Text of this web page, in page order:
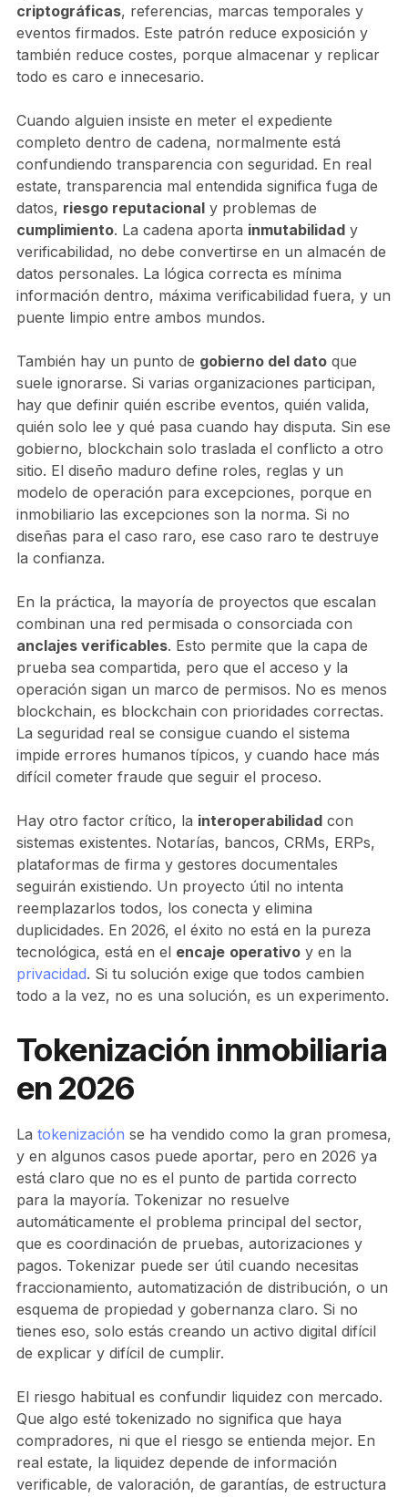
criptográficas, referencias, marcas temporales y
eventos firmados. Este patrón reduce exposición y
también reduce costes, porque almacenar y replicar
todo es caro e innecesario.
Cuando alguien insiste en meter el expediente
completo dentro de cadena, normalmente está
confundiendo transparencia con seguridad. En real
estate, transparencia mal entendida significa fuga de
datos, riesgo reputacionaly problemas de
cumplimiento. La cadena aporta inmutabilidady
verificabilidad, no debe convertirse en un almacén de
datos personales. La lógica correcta es mínima
información dentro, máxima verificabilidad fuera, y un
puente limpio entre ambos mundos.
También hay un punto de gobierno del datoque
suele ignorarse. Si varias organizaciones participan,
hay que definir quién escribe eventos, quién valida,
quién solo lee y qué pasa cuando hay disputa. Sin ese
gobierno, blockchain solo traslada el conflicto a otro
sitio. El diseño maduro define roles, reglas y un
modelo de operación para excepciones, porque en
inmobiliario las excepciones son la norma. Si no
diseñas para el caso raro, ese caso raro te destruye
la confianza.
En la práctica, la mayoría de proyectos que escalan
combinan una red permisada o consorciada con
anclajes verificables. Esto permite que la capa de
prueba sea compartida, pero que el acceso y la
operación sigan un marco de permisos. No es menos
blockchain, es blockchain con prioridades correctas.
La seguridad real se consigue cuando el sistema
impide errores humanos típicos, y cuando hace más
difícil cometer fraude que seguir el proceso.
Hay otro factor crítico, la interoperabilidadcon
sistemas existentes. Notarías, bancos, CRMs, ERPs,
plataformas de firma y gestores documentales
seguirán existiendo. Un proyecto útil no intenta
reemplazarlos todos, los conecta y elimina
duplicidades. En 2026, el éxito no está en la pureza
tecnológica, está en el encaje operativoy en la
privacidad. Si tu solución exige que todos cambien
todo a la vez, no es una solución, es un experimento.
Tokenización inmobiliaria
en 2026
La tokenización se ha vendido como la gran promesa,
y en algunos casos puede aportar, pero en 2026 ya
está claro que no es el punto de partida correcto
para la mayoría. Tokenizar no resuelve
automáticamente el problema principal del sector,
que es coordinación de pruebas, autorizaciones y
pagos. Tokenizar puede ser útil cuando necesitas
fraccionamiento, automatización de distribución, o un
esquema de propiedad y gobernanza claro. Si no
tienes eso, solo estás creando un activo digital difícil
de explicar y difícil de cumplir.
El riesgo habitual es confundir liquidez con mercado.
Que algo esté tokenizado no significa que haya
compradores, ni que el riesgo se entienda mejor. En
real estate, la liquidez depende de información
verificable, de valoración, de garantías, de estructura